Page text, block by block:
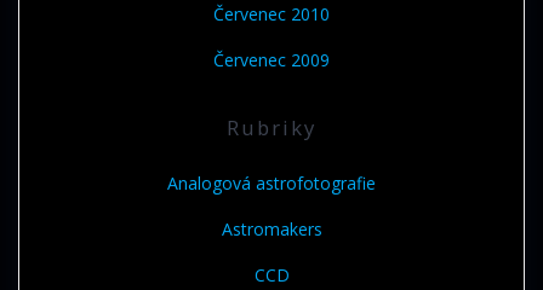
Červenec 2010
Červenec 2009
Rubriky
Analogová astrofotografie
Astromakers
CCD